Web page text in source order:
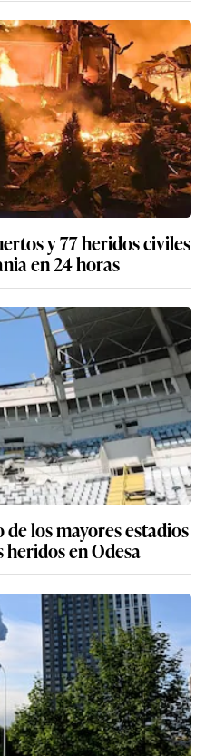
y 77 heridos civiles
en 24 horas
los mayores estadios
en Odesa